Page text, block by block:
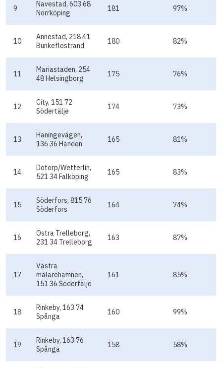
9
Navestad, 603 68
Norrköping
181 97%
10
Annestad, 218 41
Bunkeflostrand
180 82%
11
Mariastaden, 254
48 Helsingborg
175 76%
12
City, 151 72
Södertälje
174 73%
13
Haningevägen,
136 36 Handen
165 81%
14
Dotorp/Wetterlin,
521 34 Falköping
165 83%
15
Söderfors, 815 76
Söderfors
164 74%
16
Östra Trelleborg,
231 34 Trelleborg
163 87%
17
Västra
mälarehamnen,
151 36 Södertälje
161 85%
18
Rinkeby, 163 74
Spånga
160 99%
19
Rinkeby, 163 76
Spånga
158 58%